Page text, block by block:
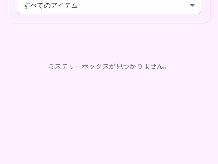
すべてのアイテム
ミステリーボックスが見つかりません。